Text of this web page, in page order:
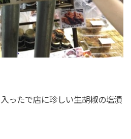
ったで店に珍しい生胡椒の塩漬